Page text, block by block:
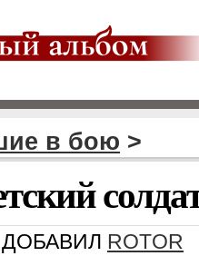
в бою >
ДОБАВИЛ ROTOR